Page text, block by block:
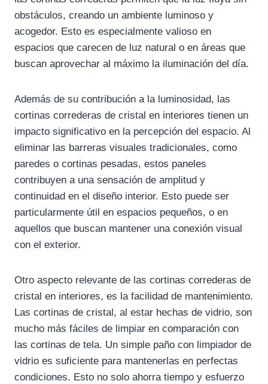
obstáculos, creando un ambiente luminoso y
acogedor. Esto es especialmente valioso en
espacios que carecen de luz natural o en áreas que
buscan aprovechar al máximo la iluminación del día.
Además de su contribución a la luminosidad, las
cortinas correderas de cristal en interiores tienen un
impacto significativo en la percepción del espacio. Al
eliminar las barreras visuales tradicionales, como
paredes o cortinas pesadas, estos paneles
contribuyen a una sensación de amplitud y
continuidad en el diseño interior. Esto puede ser
particularmente útil en espacios pequeños, o en
aquellos que buscan mantener una conexión visual
con el exterior.
Otro aspecto relevante de las cortinas correderas de
cristal en interiores, es la facilidad de mantenimiento.
Las cortinas de cristal, al estar hechas de vidrio, son
mucho más fáciles de limpiar en comparación con
las cortinas de tela. Un simple paño con limpiador de
vidrio es suficiente para mantenerlas en perfectas
condiciones. Esto no solo ahorra tiempo y esfuerzo